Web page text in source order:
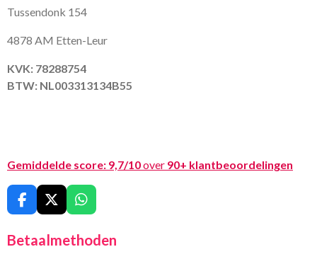
Tussendonk 154
4878 AM Etten-Leur
KVK: 78288754
BTW: NL003313134B55
Gemiddelde score: 9,7/10over 90+ klantbeoordelingen
F
a
c
e
X
W
h
t
Betaalmethoden